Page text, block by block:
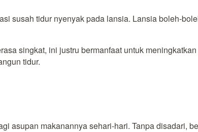
susah tidur nyenyak pada lansia. Lansia boleh-
singkat, ini justru bermanfaat untuk
tidur.
asupan makanannya sehari-hari. Tanpa disadari,